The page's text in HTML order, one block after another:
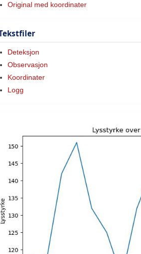
Original med koordinater
Deteksjon
Observasjon
Koordinater
Logg